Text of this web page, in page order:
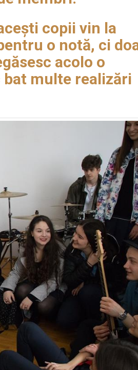
copii vin la
o notă, ci
acolo o
bat multe realizări